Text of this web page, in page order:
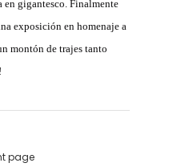
en gigantesco. Finalmente
exposición en homenaje a
montón de trajes tanto
page